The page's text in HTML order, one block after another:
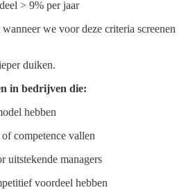
> 9% per jaar
we voor deze criteria screenen
duiken.
in bedrijven die:
hebben
competence vallen
uitstekende managers
voordeel hebben